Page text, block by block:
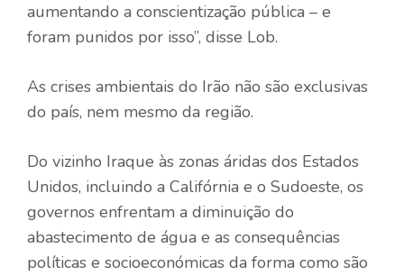
aumentando a conscientização pública – e
foram punidos por isso”, disse Lob.
As crises ambientais do Irão não são exclusivas
do país, nem mesmo da região.
Do vizinho Iraque às zonas áridas dos Estados
Unidos, incluindo a Califórnia e o Sudoeste, os
governos enfrentam a diminuição do
abastecimento de água e as consequências
políticas e socioeconómicas da forma como são